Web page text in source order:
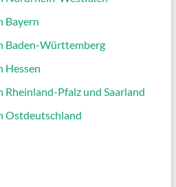
Bayern
Baden-Württemberg
Hessen
Rheinland-Pfalz und Saarland
Ostdeutschland